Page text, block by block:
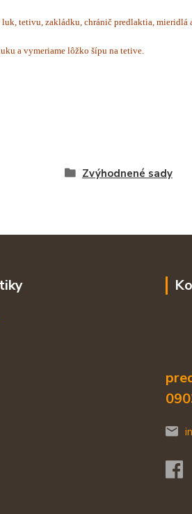
tetivu, zakládku, chránič predlaktia,
a vymeriame lôžko šípu na tetive.
Zvýhodnené sady